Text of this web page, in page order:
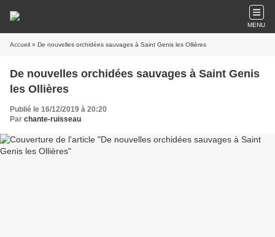
MENU
Accueil » De nouvelles orchidées sauvages à Saint Genis les Ollières
De nouvelles orchidées sauvages à Saint Genis
les Ollières
Publié le 16/12/2019 à 20:20
Par chante-ruisseau